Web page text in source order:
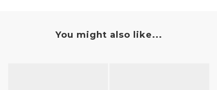
You might also like...